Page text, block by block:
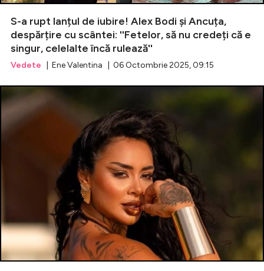
S-a rupt lanțul de iubire! Alex Bodi și Ancuța,
despărțire cu scântei: ''Fetelor, să nu credeți că e
singur, celelalte încă rulează''
Vedete | Ene Valentina | 06 Octombrie 2025, 09:15